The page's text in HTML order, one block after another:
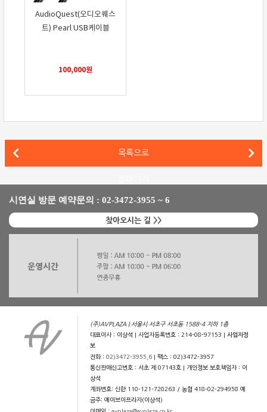
AudioQuest(오디오퀘스
트) Pearl USB케이블
100,000원
B&W 802 D4, 매킨토시(McIntosh) C2800, MC462를 매칭한
파인오디오 빈티지 클래식 X, 코플랜드 CSA150을 매칭한 하이파이 시스템
목록으로
시연실 방문 예약문의 : 02-3472-3955 ~ 6
찾아오시는 길 >>
(주)AVPLAZA | 서울시 서초구 서초동 1588-4 지하 1층
대표이사 : 이상석 | 사업자등록번호 : 214-08-97153 |사업자정
보
전화 :02)3472-3955,6 | 팩스 : 02)3472-3957
통신판매신고번호 : 서초 제 07143호 | 개인정보 보호책임자 : 이
상석
계좌번호: 신한 110-121-720263 / 농협 418-02-294958 예
금주: 에이브이프라자(이상석)